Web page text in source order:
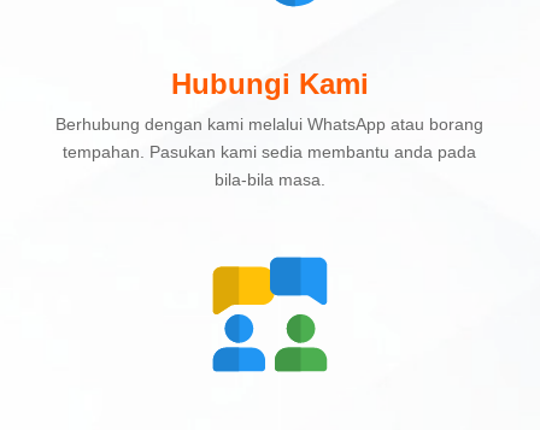
Hubungi Kami
Berhubung dengan kami melalui WhatsApp atau borang
tempahan. Pasukan kami sedia membantu anda pada
bila-bila masa.